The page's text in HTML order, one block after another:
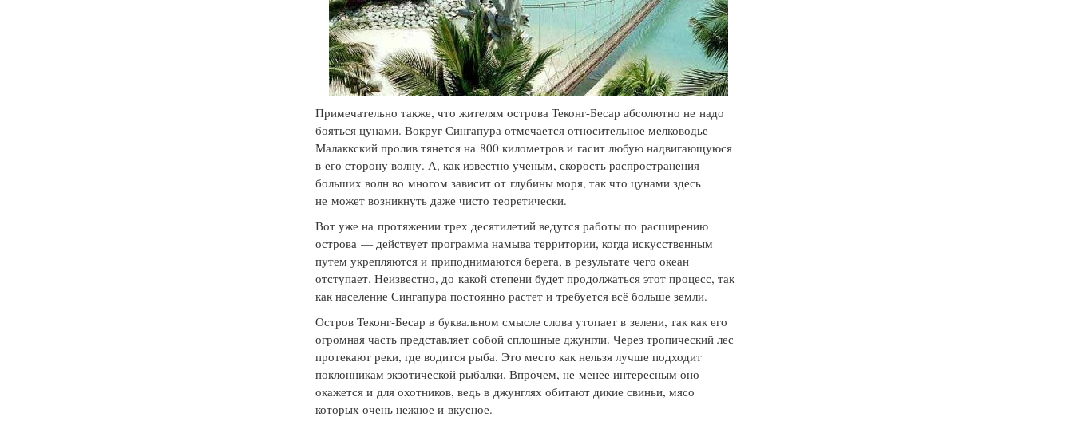
Примечательно также, что жителям острова Теконг-Бесар абсолютно не надо
бояться цунами. Вокруг Сингапура отмечается относительное мелководье —
Малаккский пролив тянется на 800 километров и гасит любую надвигающуюся
в его сторону волну. А, как известно ученым, скорость распространения
больших волн во многом зависит от глубины моря, так что цунами здесь
не может возникнуть даже чисто теоретически.
Вот уже на протяжении трех десятилетий ведутся работы по расширению
острова — действует программа намыва территории, когда искусственным
путем укрепляются и приподнимаются берега, в результате чего океан
отступает. Неизвестно, до какой степени будет продолжаться этот процесс, так
как население Сингапура постоянно растет и требуется всё больше земли.
Остров Теконг-Бесар в буквальном смысле слова утопает в зелени, так как его
огромная часть представляет собой сплошные джунгли. Через тропический лес
протекают реки, где водится рыба. Это место как нельзя лучше подходит
поклонникам экзотической рыбалки. Впрочем, не менее интересным оно
окажется и для охотников, ведь в джунглях обитают дикие свиньи, мясо
которых очень нежное и вкусное.